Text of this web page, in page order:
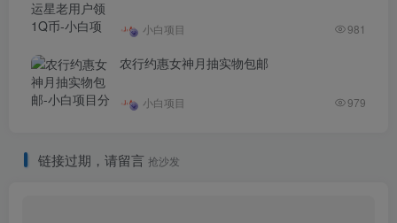
小白项目 981
农行约惠女神月抽实物包邮
小白项目 979
链接过期，请留言 抢沙发